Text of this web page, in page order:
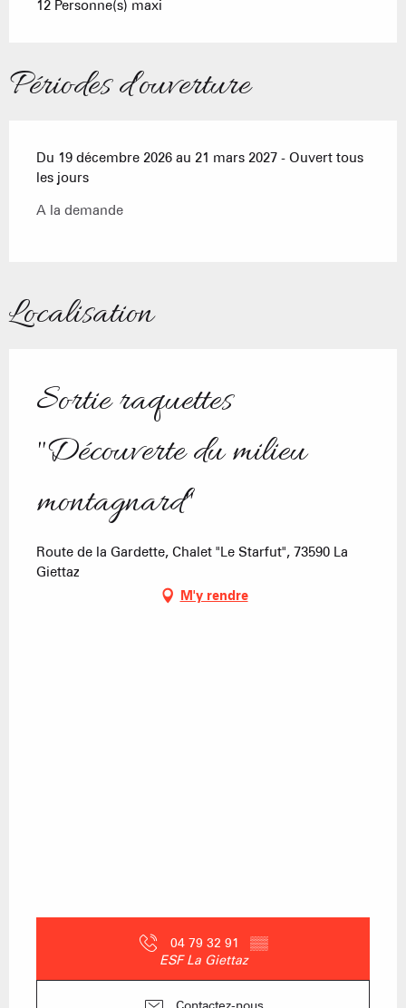
12 Personne(s) maxi
Périodes d'ouverture
Du 19 décembre 2026 au 21 mars 2027 - Ouvert tous
les jours
A la demande
Localisation
Sortie raquettes
"Découverte du milieu
montagnard"
Route de la Gardette, Chalet "Le Starfut", 73590 La
Giettaz
M'y rendre
04 79 32 91 ▒▒
ESF La Giettaz
Contactez-nous